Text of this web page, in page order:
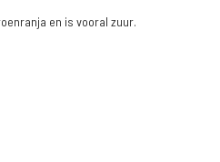
en is vooral zuur.